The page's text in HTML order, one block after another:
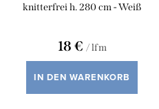
knitterfrei h. 280 cm - Weiß
18 € / lfm
IN DEN WARENKORB